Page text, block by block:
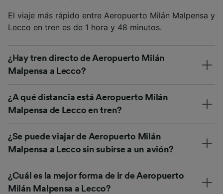
El viaje más rápido entre Aeropuerto Milán Malpensa y
Lecco en tren es de 1 hora y 48 minutos.
¿Hay tren directo de Aeropuerto Milán
Malpensa a Lecco?
¿A qué distancia está Aeropuerto Milán
Malpensa de Lecco en tren?
¿Se puede viajar de Aeropuerto Milán
Malpensa a Lecco sin subirse a un avión?
¿Cuál es la mejor forma de ir de Aeropuerto
Milán Malpensa a Lecco?